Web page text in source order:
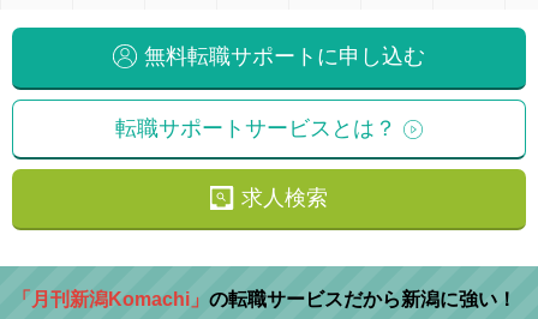
無料転職サポートに申し込む
転職サポートサービスとは？
求人検索
「月刊新潟Komachi」 の転職サービスだから新潟に強い！